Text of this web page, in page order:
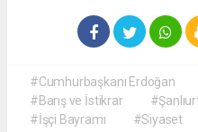
#Cumhurbaşkanı Erdoğan
#Barış ve İstikrar
#İşçi Bayramı
#Siyaset